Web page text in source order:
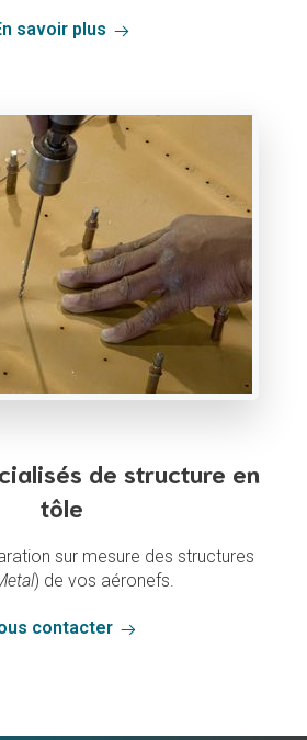
savoir plus
de structure en
tôle
sur mesure des structures
) de vos aéronefs.
contacter